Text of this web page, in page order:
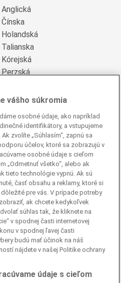
Anglická
Čínska
Holandská
Talianska
Kórejská
Perzská
Ruská
Turecká
Vietnamská
vášho súkromia
osobné údaje, ako napríklad
identifikátory, a vstupujeme
zvolíte „Súhlasím“, zapnú sa
účelov, ktoré sa zobrazujú v
osobné údaje s cieľom
„Odmetnuť všetko“, alebo ak
tieto technológie vypnú. Ak sú
časť obsahu a reklamy, ktoré si
pre vás. V prípade potreby
ak chcete kedykoľvek
súhlas tak, že kliknete na
v spodnej časti internetovej
v spodnej ľavej časti
budú mať účinok na náš
nájdete v našej Politike ochrany
údaje s cieľom